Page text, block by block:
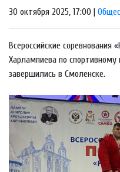
30 октября 2025, 17:00 |
Всероссийские
Харлампиева по
завершились в Смоленске.